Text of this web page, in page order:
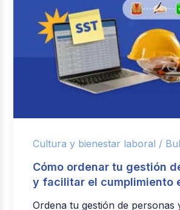
Cultura y bienestar laboral /
Cómo ordenar tu gestión
y facilitar el cumplimiento
Ordena tu gestión de personas